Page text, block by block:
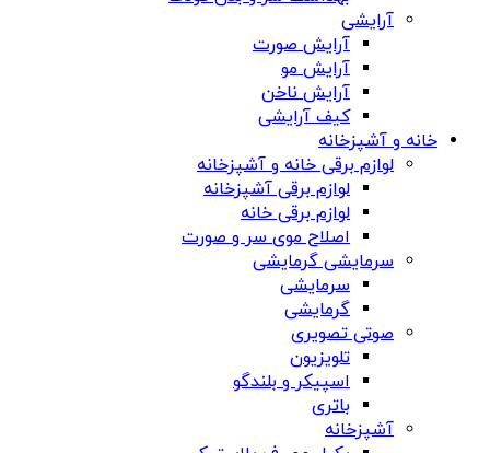
آرایشی
آرایش صورت
آرایش مو
آرایش ناخن
کیف آرایشی
خانه و آشپزخانه
لوازم برقی خانه و آشپزخانه
لوازم برقی آشپزخانه
لوازم برقی خانه
اصلاح موی سر و صورت
سرمایشی گرمایشی
سرمایشی
گرمایشی
صوتی تصویری
تلویزیون
اسپیکر و بلندگو
باتری
آشپزخانه